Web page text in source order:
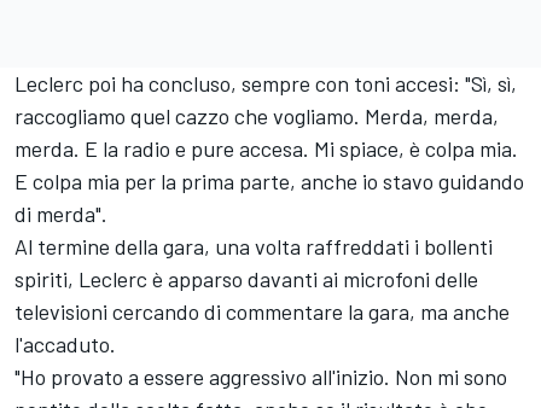
Leclerc poi ha concluso, sempre con toni accesi: "Sì, sì,
raccogliamo quel cazzo che vogliamo. Merda, merda,
merda. E la radio e pure accesa. Mi spiace, è colpa mia.
E colpa mia per la prima parte, anche io stavo guidando
di merda".
Al termine della gara, una volta raffreddati i bollenti
spiriti, Leclerc è apparso davanti ai microfoni delle
televisioni cercando di commentare la gara, ma anche
l'accaduto.
"Ho provato a essere aggressivo all'inizio. Non mi sono